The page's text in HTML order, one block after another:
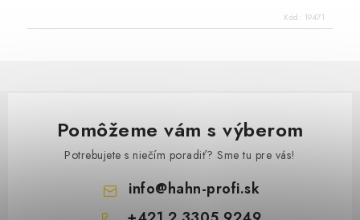
Kód: 19471
Pomôžeme vám s výberom
Potrebujete s niečím poradiť? Sme tu pre vás!
info@hahn-profi.sk